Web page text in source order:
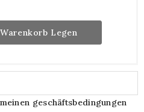
Legen
geschäftsbedingungen